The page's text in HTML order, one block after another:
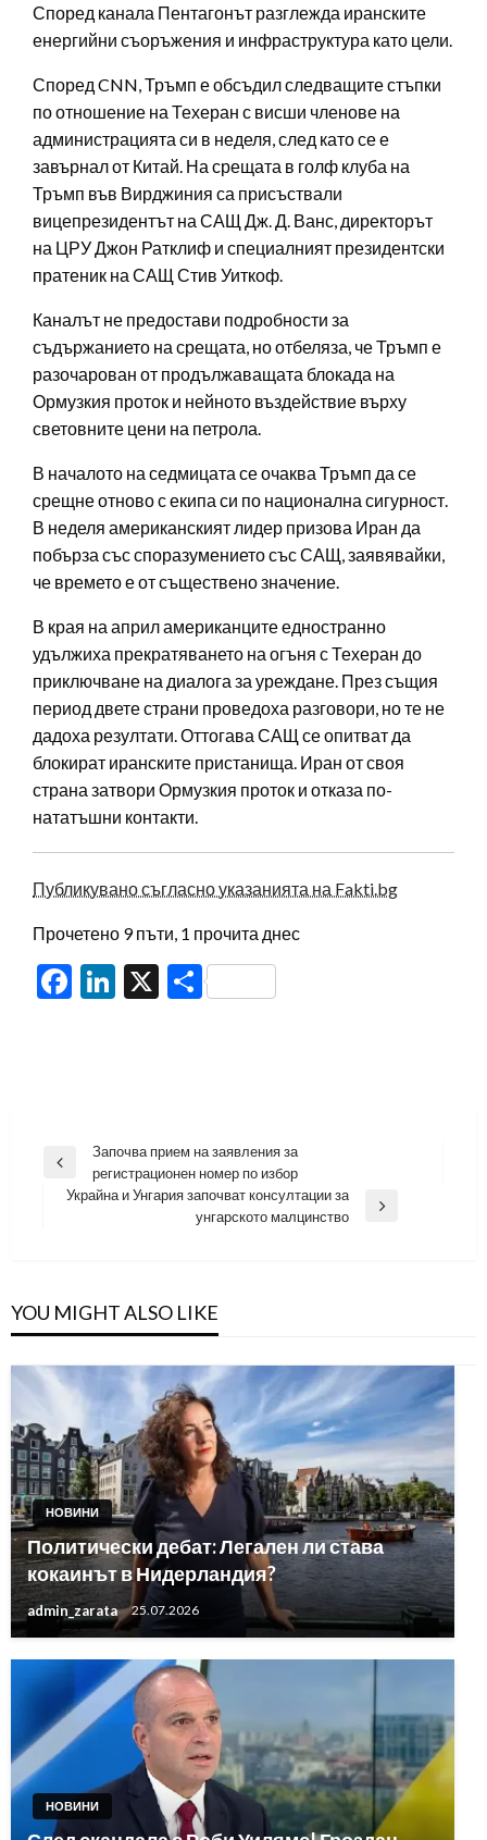
Според канала Пентагонът разглежда иранските
енергийни съоръжения и инфраструктура като цели.
Според CNN, Тръмп е обсъдил следващите стъпки
по отношение на Техеран с висши членове на
администрацията си в неделя, след като се е
завърнал от Китай. На срещата в голф клуба на
Тръмп във Вирджиния са присъствали
вицепрезидентът на САЩ Дж. Д. Ванс, директорът
на ЦРУ Джон Ратклиф и специалният президентски
пратеник на САЩ Стив Уиткоф.
Каналът не предостави подробности за
съдържанието на срещата, но отбеляза, че Тръмп е
разочарован от продължаващата блокада на
Ормузкия проток и нейното въздействие върху
световните цени на петрола.
В началото на седмицата се очаква Тръмп да се
срещне отново с екипа си по национална сигурност.
В неделя американският лидер призова Иран да
побърза със споразумението със САЩ, заявявайки,
че времето е от съществено значение.
В края на април американците едностранно
удължиха прекратяването на огъня с Техеран до
приключване на диалога за уреждане. През същия
период двете страни проведоха разговори, но те не
дадоха резултати. Оттогава САЩ се опитват да
блокират иранските пристанища. Иран от своя
страна затвори Ормузкия проток и отказа по-
нататъшни контакти.
Публикувано съгласно указанията на Fakti.bg
Прочетено 9 пъти, 1 прочита днес
Facebook
LinkedIn
X Share
Навигация
Previous
Post
Започва прием на заявления за
регистрационен номер по избор
Украйна и Унгария започват консултации за
унгарското малцинство
YOU MIGHT ALSO LIKE
НОВИНИ
Политически дебат: Легален ли става
кокаинът в Нидерландия?
admin_zarata 25.07.2026
НОВИНИ